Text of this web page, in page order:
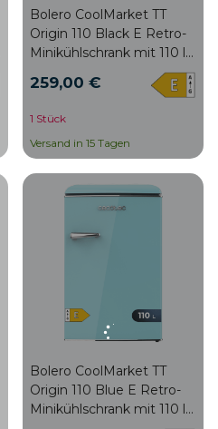
Bolero CoolMarket TT
Origin 110 Black E Retro-
Minikühlschrank mit 110 l
Klasse E, ICEBOX, Innen-
259,00 €
1 Stück
Versand in 15 Tagen
Bolero CoolMarket TT
Origin 110 Blue E Retro-
Minikühlschrank mit 110 l